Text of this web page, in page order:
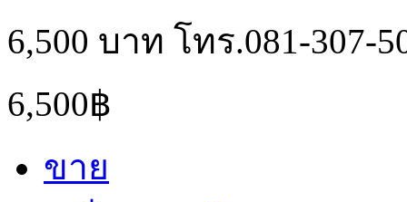
6,500 บาท โทร.081-307-
6,500฿
ขาย